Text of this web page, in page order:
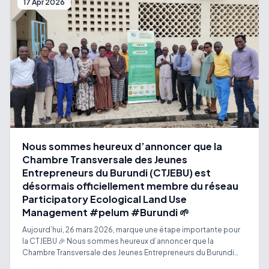
structurer et développer leurs activités. Le bootcamp a
également favorisé le réseautage et les échanges entre
entrepreneurs. Chaque entreprise a pu identifier ses défis
prioritaires grâce à un diagnostic participatif. Des plans
d’accompagnement personnalisés pour les 4 prochains mois
ont été élaborés. Cela marque une étape clé vers la croissance
des PME accompagnées dans ce projet financé par Union
Européenne au Burundi et mise en oeuvre par SPARK Burundi et
Creop Jeunes.
17 Apr 2026
Nous sommes heureux d’annoncer que la
Chambre Transversale des Jeunes
Entrepreneurs du Burundi (CTJEBU) est
désormais officiellement membre du réseau
Participatory Ecological Land Use
Management #pelum #Burundi 🌱
Aujourd’hui, 26 mars 2026, marque une étape importante pour
la CTJEBU 🎉 Nous sommes heureux d’annoncer que la
Chambre Transversale des Jeunes Entrepreneurs du Burundi